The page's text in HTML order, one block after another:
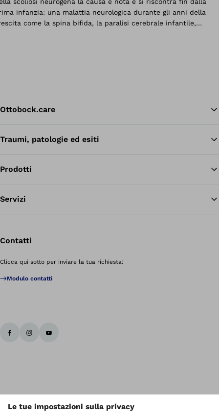
Ottobock.care
Traumi, patologie ed esiti
Prodotti
Servizi
Contatti
Clicca qui sotto per inviare la tua richiesta:
Modulo contatti